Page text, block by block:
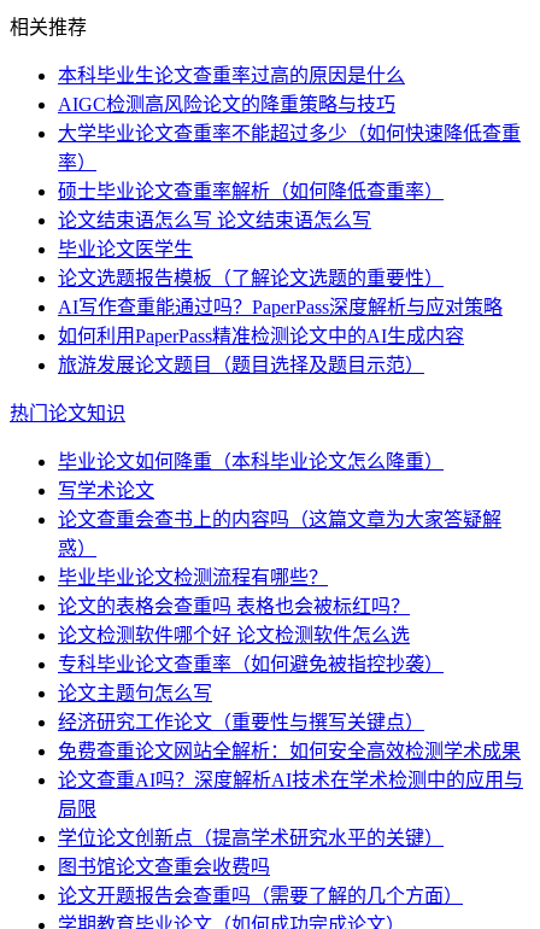
相关推荐
本科毕业生论文查重率过高的原因是什么
AIGC检测高风险论文的降重策略与技巧
大学毕业论文查重率不能超过多少（如何快速降低查重
率）
硕士毕业论文查重率解析（如何降低查重率）
论文结束语怎么写 论文结束语怎么写
毕业论文医学生
论文选题报告模板（了解论文选题的重要性）
AI写作查重能通过吗？PaperPass深度解析与应对策略
如何利用PaperPass精准检测论文中的AI生成内容
旅游发展论文题目（题目选择及题目示范）
热门论文知识
毕业论文如何降重（本科毕业论文怎么降重）
写学术论文
论文查重会查书上的内容吗（这篇文章为大家答疑解
惑）
毕业毕业论文检测流程有哪些？
论文的表格会查重吗 表格也会被标红吗？
论文检测软件哪个好 论文检测软件怎么选
专科毕业论文查重率（如何避免被指控抄袭）
论文主题句怎么写
经济研究工作论文（重要性与撰写关键点）
免费查重论文网站全解析：如何安全高效检测学术成果
论文查重AI吗？深度解析AI技术在学术检测中的应用与
局限
学位论文创新点（提高学术研究水平的关键）
图书馆论文查重会收费吗
论文开题报告会查重吗（需要了解的几个方面）
学期教育毕业论文（如何成功完成论文）